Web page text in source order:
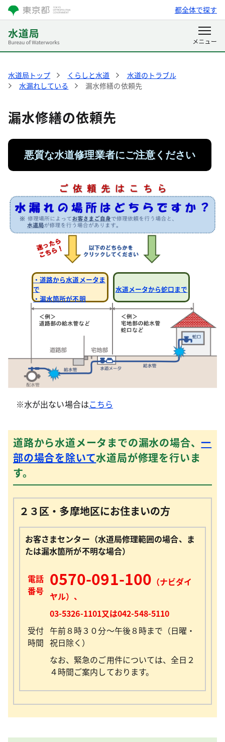
都全体で探す
水道局トップ くらしと水道
水道のトラブル
水漏れしている
漏水修繕の依頼先
漏水修繕の依頼先
悪質な水道修理業者にご注意ください
・道路から水道メータま
で
・漏水箇所が不明
水道メータから蛇口まで
※水が出ない場合はこちら
道路から水道メータまでの漏水の場合、一
部の場合を除いて水道局が修理を行いま
す。
２３区・多摩地区にお住まいの方
お客さまセンター（水道局修理範囲の場合、ま
たは漏水箇所が不明な場合）
電話
番号
0570-091-100 （ナビダイ
ヤル）、
03-5326-1101又は042-548-5110
受付
時間
午前８時３０分～午後８時まで（日曜・
祝日除く）
なお、緊急のご用件については、全日２
４時間ご案内しております。